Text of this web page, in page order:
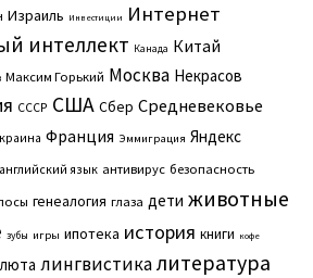
Израиль Инвестиции Интернет
интеллект Канада Китай
Максим Горький Москва Некрасов
СССР США Сбер Средневековье
Франция Эммиграция Яндекс
английский язык антивирус безопасность
генеалогия глаза дети животные
зубы игры ипотека история книги кофе
лингвистикалитература